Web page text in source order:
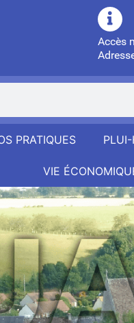
Accès
PRATIQUES PLUI-
VIE